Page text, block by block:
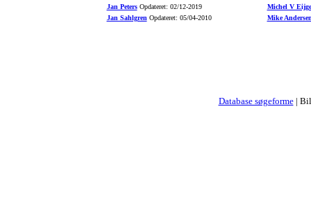
Jan PetersOpdateret: 02/12-2019
Jan Sahlgren Opdateret: 05/04-2010
Michel V
Mike
Database søgeforme|